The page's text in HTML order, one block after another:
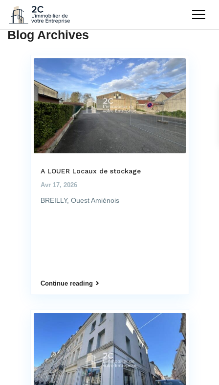
Blog Archives
A LOUER Locaux de stockage
Avr 17, 2026
BREILLY, Ouest Amiénois
Continue reading